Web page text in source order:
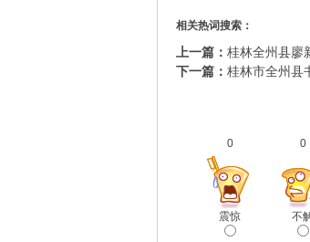
相关热词搜索：
上一篇： 桂林全州县廖
下一篇： 桂林市全州县
0
震惊
0
不